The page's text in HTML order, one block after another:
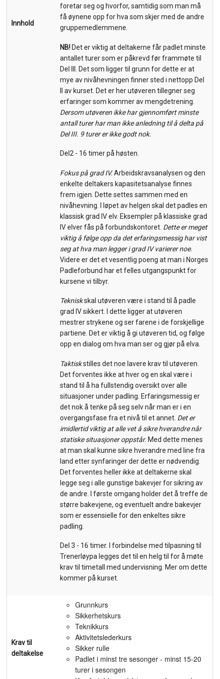
Innhold
foretar seg og hvorfor, samtidig som man må
få øynene opp for hva som skjer med de andre
gruppemedlemmene.
NB!Det er viktig at deltakerne får padlet minste
antallet turer som er påkrevd før frammøte til
Del III. Det som ligger til grunn for dette er at
mye av nivåhevningen finner sted i nettopp Del
II av kurset. Det er her utøveren tillegner seg
erfaringer som kommer av mengdetrening.
Dersom utøveren ikke har gjennomført minste
antall turer har man ikke anledning til å delta på
Del III. 9 turer er ikke godt nok.
Del2 - 16 timer på høsten.
Fokus på grad IV.Arbeidskravsanalysen og den
enkelte deltakers kapasitetsanalyse finnes
frem igjen. Dette settes sammen med en
nivåhevning. I løpet av helgen skal det padles en
klassisk grad IV elv. Eksempler på klassiske grad
IV elver fås på forbundskontoret. Dette er meget
viktig å følge opp da det erfaringsmessig har vist
seg at hva man legger i grad IV varierer noe.
Videre er det et vesentlig poeng at man i Norges
Padleforbund har et felles utgangspunkt for
kursene vi tilbyr.
Tekniskskal utøveren være i stand til å padle
grad IV sikkert. I dette ligger at utøveren
mestrer strykene og ser farene i de forskjellige
partiene. Det er viktig å gi utøveren tid, og følge
opp en dialog om hva man ser og gjør på elva.
Taktiskstilles det noe lavere krav til utøveren.
Det forventes ikke at hver og en skal være i
stand til å ha fullstendig oversikt over alle
situasjoner under padling. Erfaringsmessig er
det nok å tenke på seg selv når man er i en
overgangsfase fra et nivå til et annet. Det er
imidlertid viktig at alle vet å sikre hverandre når
statiske situasjoner oppstår. Med dette menes
at man skal kunne sikre hverandre med line fra
land etter synfaringer der dette er nødvendig.
Det forventes heller ikke at deltakerne skal
legge seg i alle gunstige bakevjer for sikring av
de andre. I første omgang holder det å treffe de
større bakevjene, og eventuelt andre bakevjer
som er essensielle for den enkeltes sikre
padling.
Del 3 - 16 timer. I forbindelse med tilpasning til
Trenerløypa legges det til en helg til for å møte
krav til timetall med undervisning. Mer om dette
kommer på kurset.
Krav til
deltakelse
Grunnkurs
Sikkerhetskurs
Teknikkurs
Aktivitetslederkurs
Sikker rulle
Padlet i minst tre sesonger - minst 15-20
turer i sesongen